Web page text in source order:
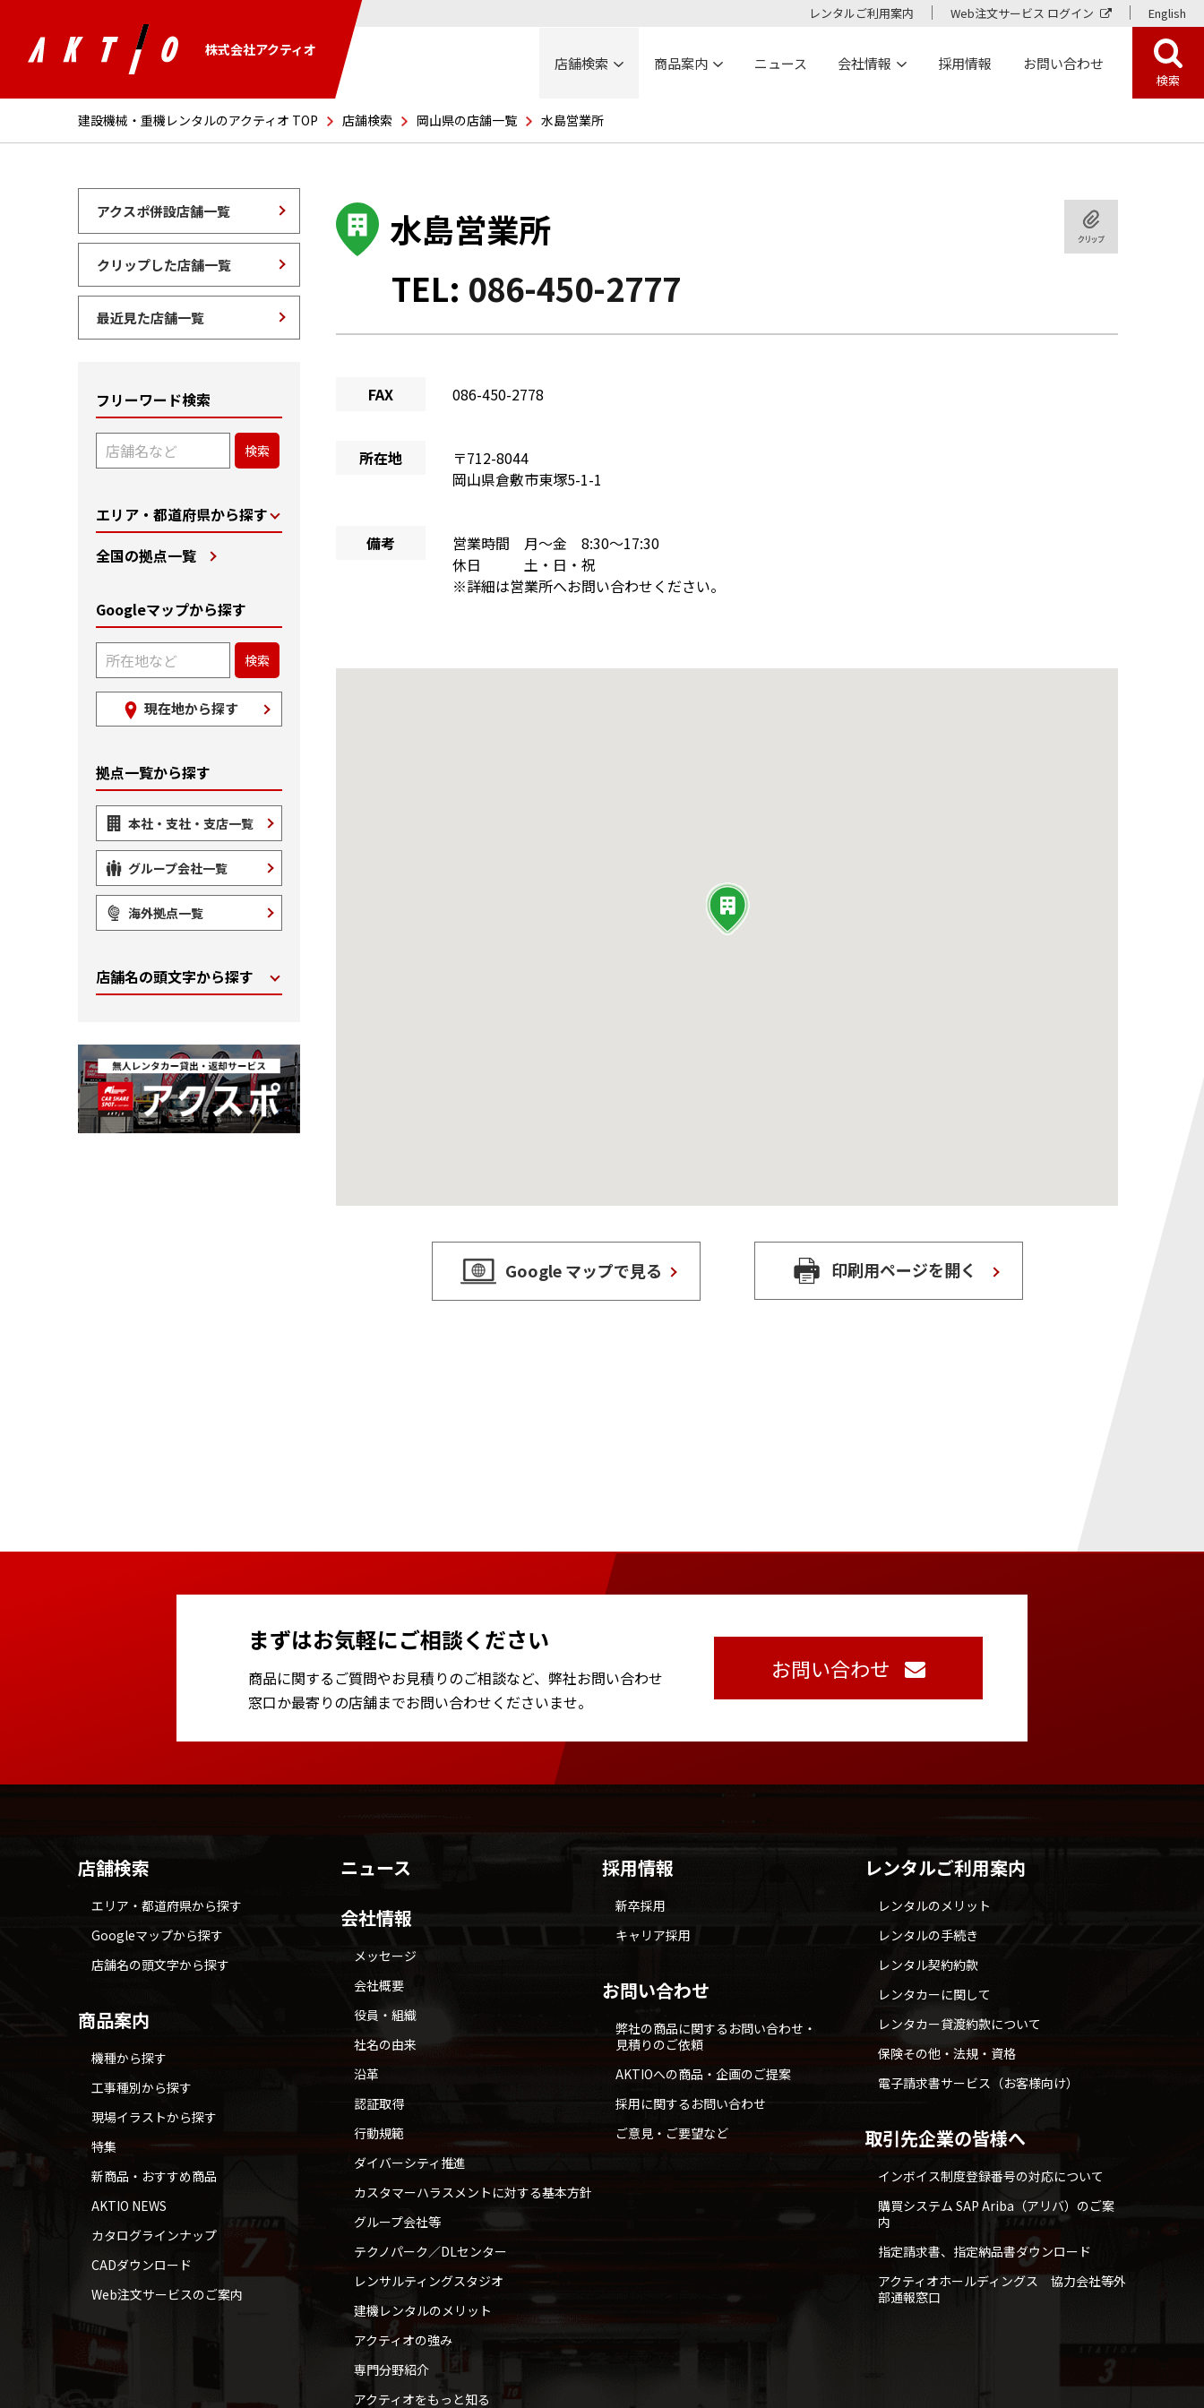
株式会社アクティオ
レンタルご利用案内 Web注文サービス ログイン English
店舗検索 商品案内 ニュース 会社情報 採用情報 お問い合わせ
検索
建設機械・重機レンタルのアクティオ TOP 店舗検索 岡山県の店舗一覧 水島営業所
水島営業所
TEL: 086-450-2777
FAX 086-450-2778
所在地 〒712-8044
岡山県倉敷市東塚5-1-1
備考
営業時間 月～金 8:30～17:30
休日 土・日・祝
※詳細は営業所へお問い合わせください。
Google マップで見る 印刷用ページを開く
アクスポ併設店舗一覧
クリップした店舗一覧
最近見た店舗一覧
フリーワード検索
エリア・都道府県から探す
全国の拠点一覧
Googleマップから探す
現在地から探す
拠点一覧から探す
本社・支社・支店一覧
グループ会社一覧
海外拠点一覧
店舗名の頭文字から探す
まずはお気軽にご相談ください
商品に関するご質問やお見積りのご相談など、 弊社お問い合わせ
窓口か最寄りの店舗までお問い合わせくださいませ。
お問い合わせ
店舗検索
エリア・都道府県から探す
Googleマップから探す
店舗名の頭文字から探す
商品案内
機種から探す
工事種別から探す
現場イラストから探す
特集
新商品・おすすめ商品
AKTIO NEWS
カタログラインナップ
CADダウンロード
Web注文サービスのご案内
ニュース
会社情報
メッセージ
会社概要
役員・組織
社名の由来
沿革
認証取得
行動規範
ダイバーシティ推進
カスタマーハラスメントに対する基本方針
グループ会社等
テクノパーク／DLセンター
レンサルティングスタジオ
建機レンタルのメリット
アクティオの強み
専門分野紹介
アクティオをもっと知る
採用情報
新卒採用
キャリア採用
お問い合わせ
弊社の商品に関するお問い合わせ・
見積りのご依頼
AKTIOへの商品・企画のご提案
採用に関するお問い合わせ
ご意見・ご要望など
レンタルご利用案内
レンタルのメリット
レンタルの手続き
レンタル契約約款
レンタカーに関して
レンタカー貸渡約款について
保険その他・法規・資格
電子請求書サービス（お客様向け）
取引先企業の皆様へ
インボイス制度登録番号の対応について
購買システム SAP Ariba（アリバ）のご案
内
指定請求書、指定納品書ダウンロード
アクティオホールディングス 協力会社等外
部通報窓口